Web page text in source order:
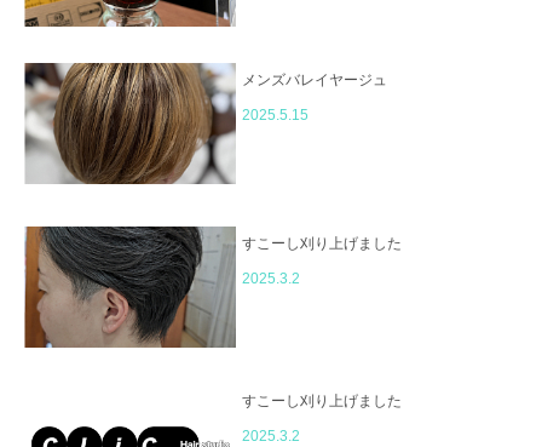
メンズバレイヤージュ
2025.5.15
すこーし刈り上げました
2025.3.2
すこーし刈り上げました
2025.3.2